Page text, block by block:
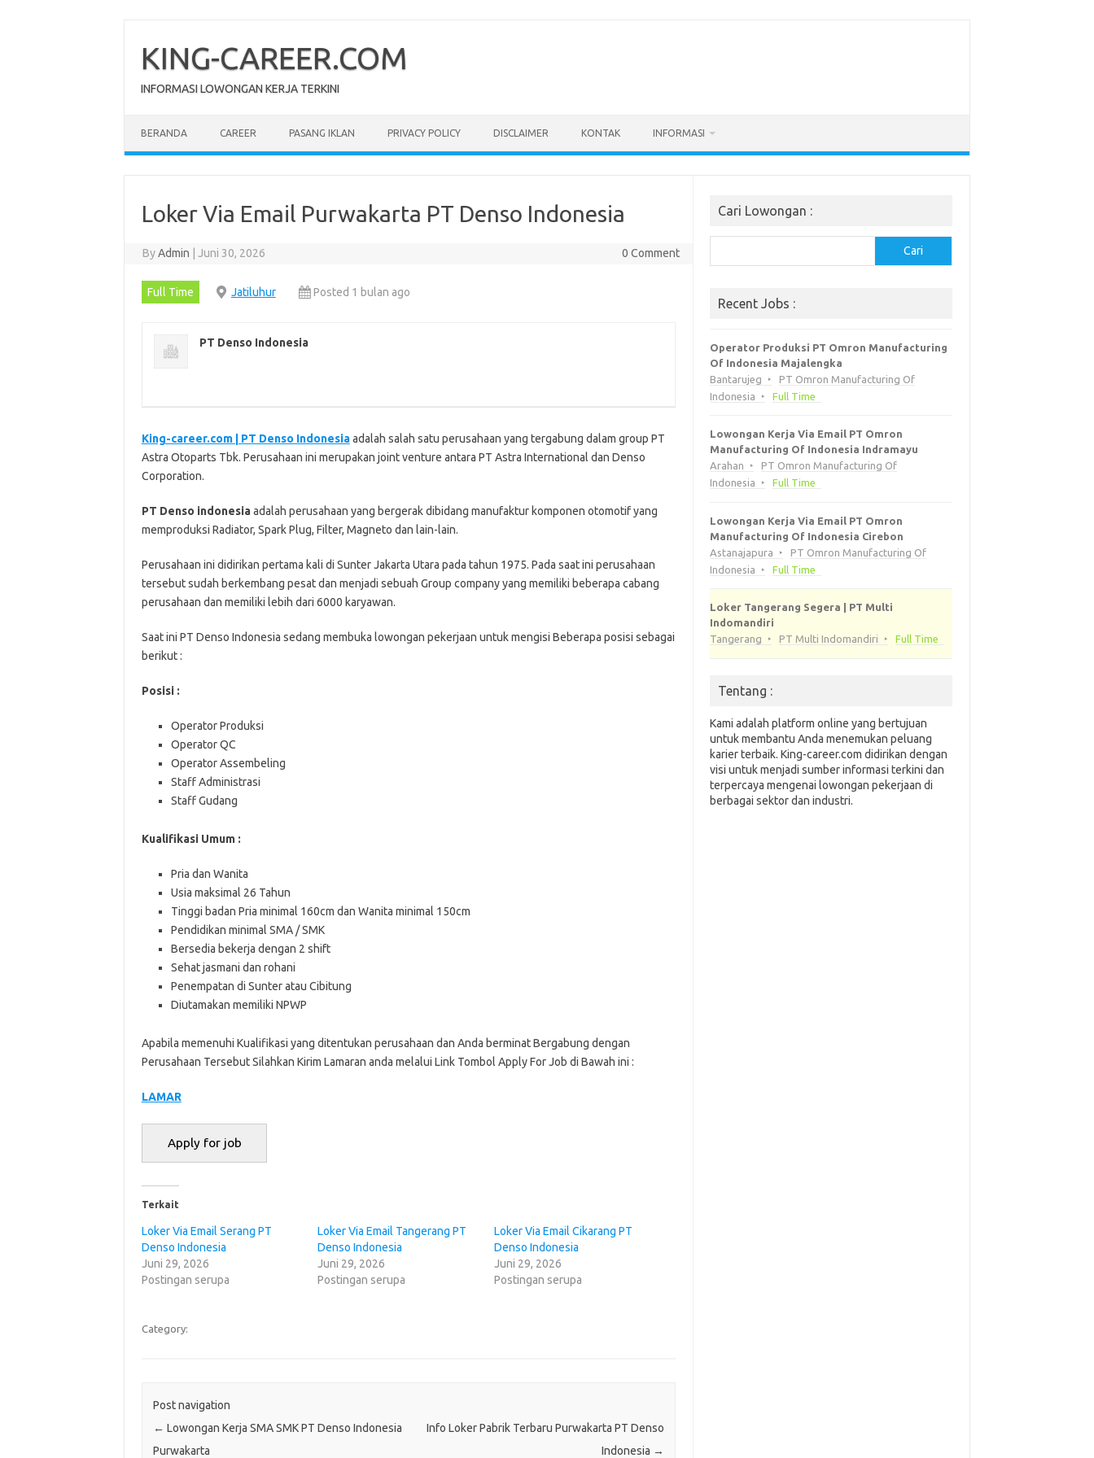
content
KING-CAREER.COM
INFORMASI LOWONGAN KERJA TERKINI
BERANDA CAREER PASANG IKLAN PRIVACY POLICY DISCLAIMER KONTAK INFORMASI
Loker Via Email Purwakarta PT Denso Indonesia
ByAdmin Juni 30, 2026 0 Comment
Full Time Jatiluhur Posted 1 bulan ago
PT Denso Indonesia
King-career.com | PT Denso Indonesiaadalah salah satu perusahaan yang tergabung dalam group PT
Astra Otoparts Tbk. Perusahaan ini merupakan joint venture antara PT Astra International dan Denso
Corporation.
PT Denso indonesiaadalah perusahaan yang bergerak dibidang manufaktur komponen otomotif yang
memproduksi Radiator, Spark Plug, Filter, Magneto dan lain-lain.
Perusahaan ini didirikan pertama kali di Sunter Jakarta Utara pada tahun 1975. Pada saat ini perusahaan
tersebut sudah berkembang pesat dan menjadi sebuah Group company yang memiliki beberapa cabang
perusahaan dan memiliki lebih dari 6000 karyawan.
Saat ini PT Denso Indonesia sedang membuka lowongan pekerjaan untuk mengisi Beberapa posisi sebagai
berikut :
Posisi :
Operator Produksi
Operator QC
Operator Assembeling
Staff Administrasi
Staff Gudang
Kualifikasi Umum :
Pria dan Wanita
Usia maksimal 26 Tahun
Tinggi badan Pria minimal 160cm dan Wanita minimal 150cm
Pendidikan minimal SMA / SMK
Bersedia bekerja dengan 2 shift
Sehat jasmani dan rohani
Penempatan di Sunter atau Cibitung
Diutamakan memiliki NPWP
Aраbіlа memenuhi Kualifikasi yang ditentukan perusahaan dan Anda berminat Bergabung dengan
Perusahaan Tersebut Silahkan Kirim Lamaran anda melalui Link Tombol Apply For Job di Bawah ini :
LAMAR
Terkait
Loker Via Email Serang PT
Denso Indonesia
Juni 29, 2026
Postingan serupa
Loker Via Email Tangerang PT
Denso Indonesia
Juni 29, 2026
Postingan serupa
Loker Via Email Cikarang PT
Denso Indonesia
Juni 29, 2026
Postingan serupa
Category:
Post navigation
← Lowongan Kerja SMA SMK PT Denso Indonesia
Purwakarta
Info Loker Pabrik Terbaru Purwakarta PT Denso
Indonesia →
Cari Lowongan :
Cari
Recent Jobs :
Operator Produksi PT Omron Manufacturing
Of Indonesia Majalengka
Bantarujeg
PT Omron Manufacturing Of
Indonesia
Full Time
Lowongan Kerja Via Email PT Omron
Manufacturing Of Indonesia Indramayu
Arahan
PT Omron Manufacturing Of
Indonesia
Full Time
Lowongan Kerja Via Email PT Omron
Manufacturing Of Indonesia Cirebon
Astanajapura
PT Omron Manufacturing Of
Indonesia
Full Time
Loker Tangerang Segera | PT Multi
Indomandiri
Tangerang
PT Multi Indomandiri Full Time
Tentang :
Kami adalah platform online yang bertujuan
untuk membantu Anda menemukan peluang
karier terbaik. King-career.com didirikan dengan
visi untuk menjadi sumber informasi terkini dan
terpercaya mengenai lowongan pekerjaan di
berbagai sektor dan industri.